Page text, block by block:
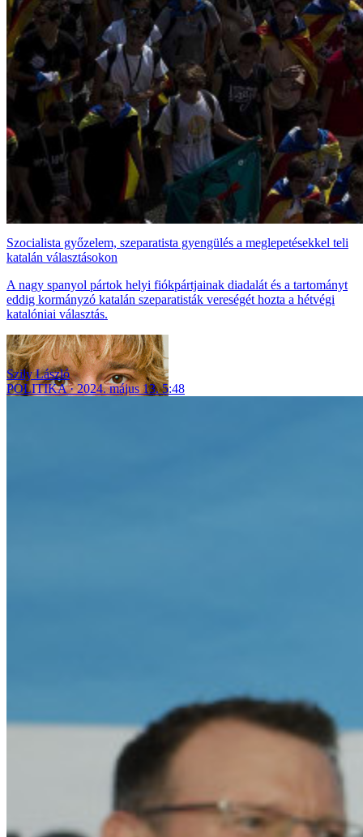
Szocialista győzelem, szeparatista gyengülés a meglepetésekkel teli
katalán választásokon
A nagy spanyol pártok helyi fiókpártjainak diadalát és a tartományt
eddig kormányzó katalán szeparatisták vereségét hozta a hétvégi
katalóniai választás.
Szily László
POLITIKA
2024. május 13. 5:48